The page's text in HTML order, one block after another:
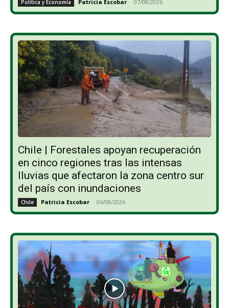
Política y Economía Patricia Escobar - 07/08/2026
Chile | Forestales apoyan recuperación
en cinco regiones tras las intensas
lluvias que afectaron la zona centro sur
del país con inundaciones
Chile Patricia Escobar - 06/08/2026